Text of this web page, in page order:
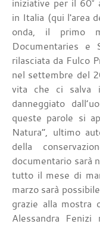
iniziative per il 60°
in Italia (qui l'area
onda, il primo
Documentaries e
rilasciata da Fulco
nel settembre del
vita che ci salva
danneggiato
queste parole si
Natura”, ultimo
della
documentario sarà
tutto il mese di
marzo sarà
grazie alla mostra
Alessandra